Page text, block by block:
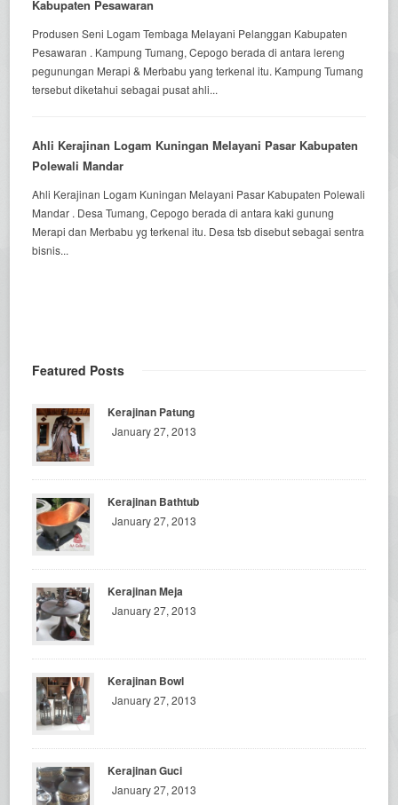
Kabupaten Pesawaran
Produsen Seni Logam Tembaga Melayani Pelanggan Kabupaten
Pesawaran . Kampung Tumang, Cepogo berada di antara lereng
pegunungan Merapi & Merbabu yang terkenal itu. Kampung Tumang
tersebut diketahui sebagai pusat ahli...
Ahli Kerajinan Logam Kuningan Melayani Pasar Kabupaten
Polewali Mandar
Ahli Kerajinan Logam Kuningan Melayani Pasar Kabupaten Polewali
Mandar . Desa Tumang, Cepogo berada di antara kaki gunung
Merapi dan Merbabu yg terkenal itu. Desa tsb disebut sebagai sentra
bisnis...
Featured Posts
Kerajinan Patung
January 27, 2013
Kerajinan Bathtub
January 27, 2013
Kerajinan Meja
January 27, 2013
Kerajinan Bowl
January 27, 2013
Kerajinan Guci
January 27, 2013